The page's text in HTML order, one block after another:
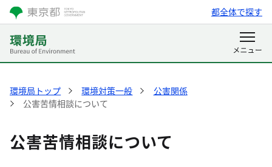
都全体で探す
環境局トップ 環境対策一般
公害関係
公害苦情相談について
公害苦情相談について